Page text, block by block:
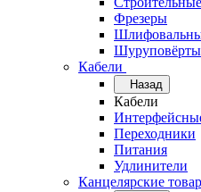
Фрезеры
Шуруповёрты
Кабели
Назад
Кабели
Переходники
Питания
Удлинители
Канцелярские